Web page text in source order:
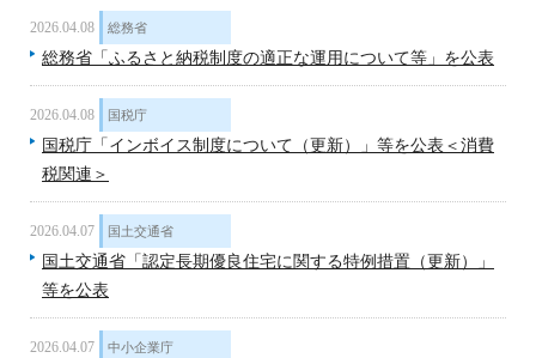
2026.04.08 総務省
総務省「ふるさと納税制度の適正な運用について等」を公表
2026.04.08 国税庁
国税庁「インボイス制度について（更新）」等を公表＜消費
税関連＞
2026.04.07 国土交通省
国土交通省「認定長期優良住宅に関する特例措置（更新）」
等を公表
2026.04.07 中小企業庁